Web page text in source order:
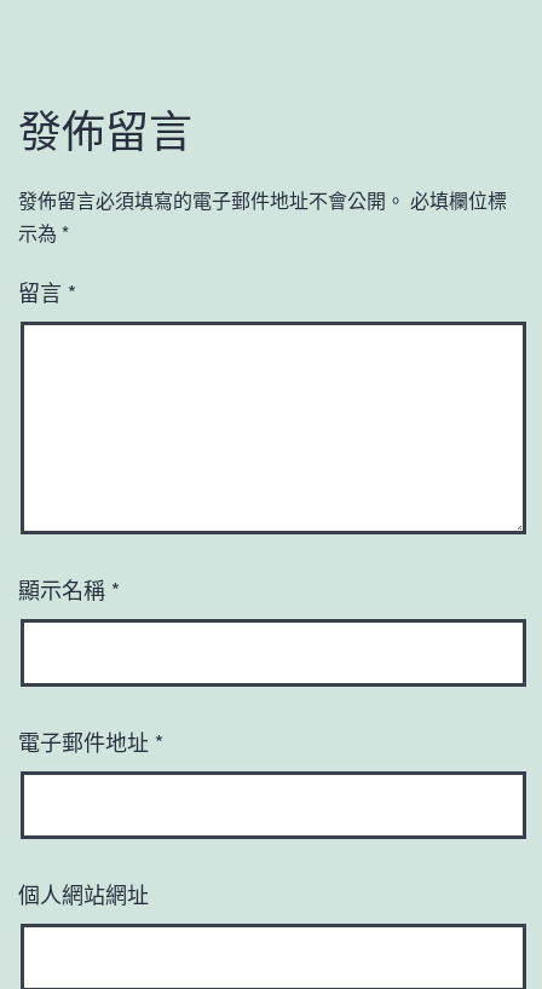
發佈留言
發佈留言必須填寫的電子郵件地址不會公開。 必填欄位標
示為 *
留言 *
顯示名稱 *
電子郵件地址 *
個人網站網址